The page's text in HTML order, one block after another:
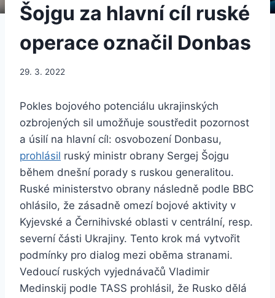
Šojgu za hlavní cíl ruské
operace označil Donbas
29. 3. 2022
Pokles bojového potenciálu ukrajinských
ozbrojených sil umožňuje soustředit pozornost
a úsilí na hlavní cíl: osvobození Donbasu,
prohlásil ruský ministr obrany Sergej Šojgu
během dnešní porady s ruskou generalitou.
Ruské ministerstvo obrany následně podle BBC
ohlásilo, že zásadně omezí bojové aktivity v
Kyjevské a Černihivské oblasti v centrální, resp.
severní části Ukrajiny. Tento krok má vytvořit
podmínky pro dialog mezi oběma stranami.
Vedoucí ruských vyjednávačů Vladimir
Medinskij podle TASS prohlásil, že Rusko dělá